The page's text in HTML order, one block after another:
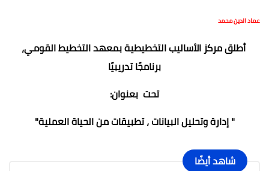
عماد الدين محمد
أطلق مركز الأساليب التخطيطية بمعهد التخطيط القومي،
برنامجًا تدريبيًا
تحت بعنوان:
" إدارة وتحليل البيانات ، تطبيقات من الحياة العملية"
شاهد أيضًا